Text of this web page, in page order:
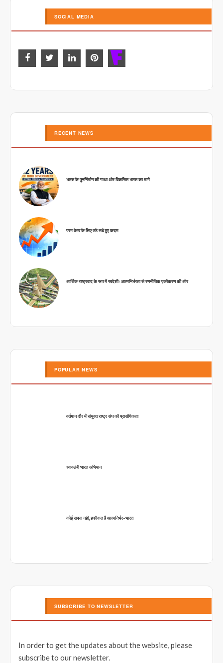
SOCIAL MEDIA
RECENT NEWS
भारत के पुनर्निर्माण की गाथा और विकसित भारत का मार्ग
परम वैभव के लिए उठे सधे हुए कदम
आर्थिक राष्ट्रवाद के रूप में स्वदेशीः आत्मनिर्भरता से रणनीतिक एकीकरण की ओर
POPULAR NEWS
वर्तमान दौर में संयुक्त राष्ट्र संघ की प्रासंगिकता
स्वावलंबी भारत अभियान
कोई सपना नहीं, हकीकत है आत्मनिर्भर-भारत
SUBSCRIBE TO NEWSLETTER
In order to get the updates about the website, please
subscribe to our newsletter.